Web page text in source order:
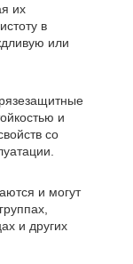
их
в
или
и
со
и могут
и других